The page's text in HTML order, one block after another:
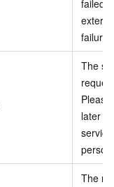
failed
failure.
The
later
service
The